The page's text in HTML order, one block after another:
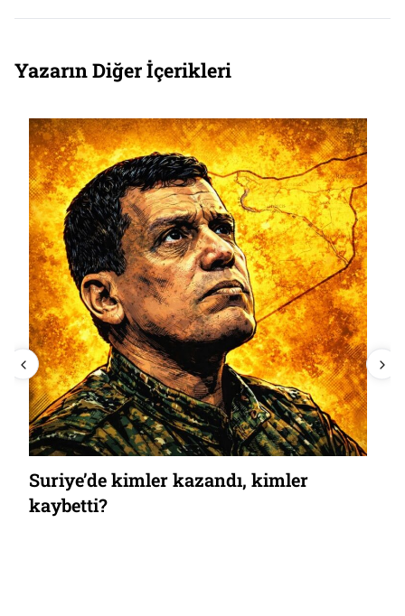
Yazarın Diğer İçerikleri
Suriye’de kimler kazandı, kimler
kaybetti?